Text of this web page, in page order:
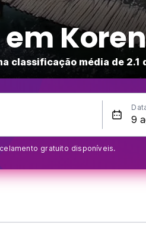
classificação média de
gratuito disponíveis.